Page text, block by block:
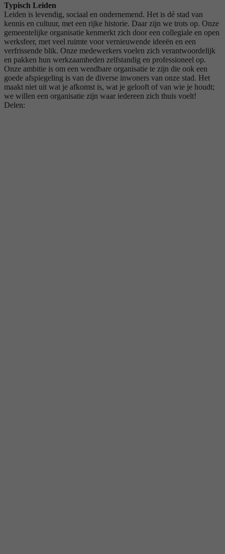
Typisch Leiden
Leiden is levendig, sociaal en ondernemend. Het is dé stad van
kennis en cultuur, met een rijke historie. Daar zijn we trots op. Onze
gemeentelijke organisatie kenmerkt zich door een collegiale en open
werksfeer, met veel ruimte voor vernieuwende ideeën en een
verfrissende blik. Onze medewerkers voelen zich verantwoordelijk
en pakken hun werkzaamheden zelfstandig en professioneel op.
Onze ambitie is om een wendbare organisatie te zijn die ook een
goede afspiegeling is van de diverse inwoners van onze stad. Het
maakt niet uit wat je afkomst is, wat je gelooft of van wie je houdt;
we willen een organisatie zijn waar iedereen zich thuis voelt!
Delen: